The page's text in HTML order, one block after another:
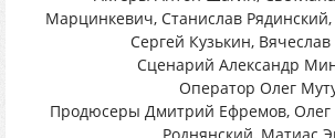
Марцинкевич, Станислав
Сергей Кузькин, Вячеслав
Сценарий Александр
Оператор Олег
Продюсеры Дмитрий Ефремов, Олег